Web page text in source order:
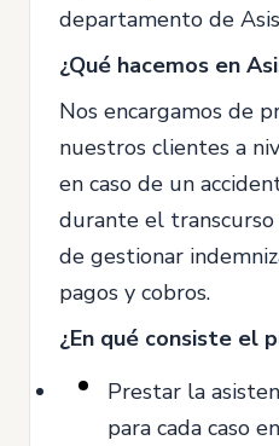
departamento de
¿Qué hacemos en
Nos encargamos de
nuestros clientes a
en caso de un
durante el transcurso
de gestionar
pagos y cobros.
¿En qué consiste el
Prestar la
para cada caso